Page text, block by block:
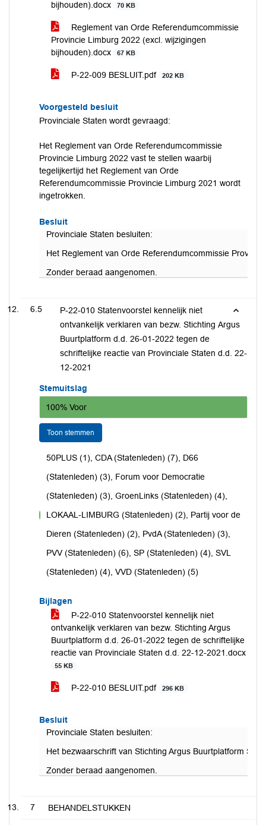
bijhouden).docx 70 KB
Reglement van Orde Referendumcommissie
Provincie Limburg 2022 (excl. wijzigingen
bijhouden).docx
67 KB
P-22-009 BESLUIT.pdf 202 KB
Voorgesteld besluit
Provinciale Staten wordt gevraagd:
Het Reglement van Orde Referendumcommissie
Provincie Limburg 2022 vast te stellen waarbij
tegelijkertijd het Reglement van Orde
Referendumcommissie Provincie Limburg 2021 wordt
ingetrokken.
Besluit
Provinciale Staten besluiten:
Het Reglement van Orde Referendumcommissie
Zonder beraad aangenomen.
6.5
P-22-010 Statenvoorstel kennelijk niet
ontvankelijk verklaren van bezw. Stichting Argus
Buurtplatform d.d. 26-01-2022 tegen de
schriftelijke reactie van Provinciale Staten d.d. 22-
12-2021
Stemuitslag
100% Voor
Toon stemmen
50PLUS (1), CDA (Statenleden) (7), D66
(Statenleden) (3), Forum voor Democratie
(Statenleden) (3), GroenLinks (Statenleden) (4),
LOKAAL-LIMBURG (Statenleden) (2), Partij voor de
Dieren (Statenleden) (2), PvdA (Statenleden) (3),
PVV (Statenleden) (6), SP (Statenleden) (4), SVL
(Statenleden) (4), VVD (Statenleden) (5)
Bijlagen
P-22-010 Statenvoorstel kennelijk niet
ontvankelijk verklaren van bezw. Stichting Argus
Buurtplatform d.d. 26-01-2022 tegen de schriftelijke
reactie van Provinciale Staten d.d. 22-12-2021.docx
55 KB
P-22-010 BESLUIT.pdf 296 KB
Besluit
Provinciale Staten besluiten:
Het bezwaarschrift van Stichting Argus Buurtplatform
Zonder beraad aangenomen.
7 BEHANDELSTUKKEN